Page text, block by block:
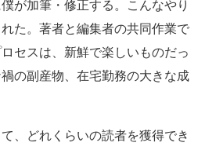
が加筆・修正する。こんなやり
た。著者と編集者の共同作業で
セスは、新鮮で楽しいものだっ
の副産物、在宅勤務の大きな成
、どれくらいの読者を獲得でき